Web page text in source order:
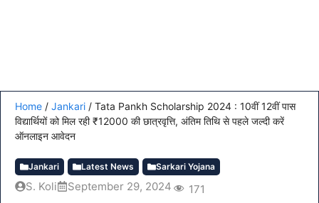
Home / Jankari / Tata Pankh Scholarship 2024 : 10वीं 12वीं पास
विद्यार्थियों को मिल रही ₹12000 की छात्रवृत्ति, अंतिम तिथि से पहले जल्दी करें
ऑनलाइन आवेदन
Jankari Latest News Sarkari Yojana
S. Koli September 29, 2024 171